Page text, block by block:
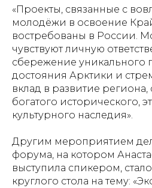
«Проекты, связанные с
молодёжи в освоение
востребованы в России.
чувствуют личную
сбережение уникального
достояния Арктики и
вклад в развитие
богатого исторического,
культурного наследия».
Другим мероприятием
форума, на котором
выступила спикером,
круглого стола на тему: